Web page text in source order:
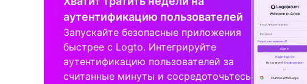
аутентификацию пользователей
Запускайте безопасные приложения
быстрее с Logto. Интегрируйте
аутентификацию пользователей за
считанные минуты и сосредоточьтесь